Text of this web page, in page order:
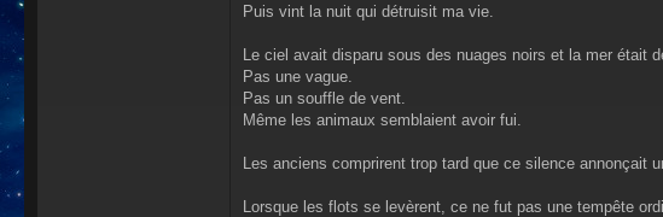
Puis vint la nuit qui détruisit ma vie.
Le ciel avait disparu sous des nuages noirs et la mer était
Pas une vague.
Pas un souffle de vent.
Même les animaux semblaient avoir fui.
Les anciens comprirent trop tard que ce silence annonçait
Lorsque les flots se levèrent, ce ne fut pas une tempête